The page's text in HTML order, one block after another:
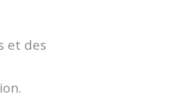
et des